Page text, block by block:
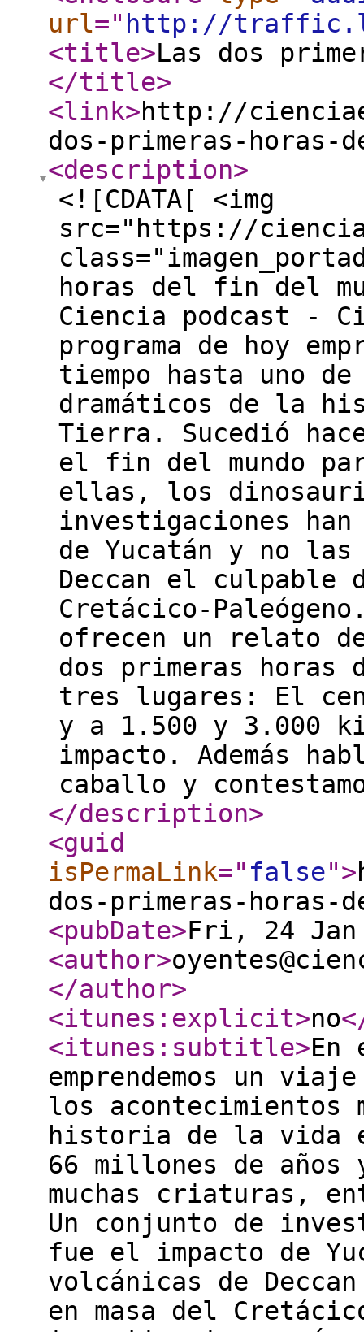
url=" http://
<title>Las dos
</title>
<link>http://
dos-primeras-horas-
<description>
<![CDATA[ <img
src="https://
horas del fin del
Ciencia podcast -
programa de hoy
tiempo hasta uno
dramáticos de la
Tierra. Sucedió
el fin del mundo
ellas, los
investigaciones
de Yucatán y no
Deccan el culpable
Cretácico-
ofrecen un relato
dos primeras horas
tres lugares: El
y a 1.500 y 3.000
impacto. Además
caballo y
</description>
<guid
isPermaLink=" false">
dos-primeras-horas-
<pubDate>Fri, 24 Jan
<author>
</author>
<itunes:explicit>no
<itunes:subtitle>En
emprendemos un
los acontecimientos
historia de la vida
66 millones de
muchas criaturas,
Un conjunto de
fue el impacto de
volcánicas de
en masa del